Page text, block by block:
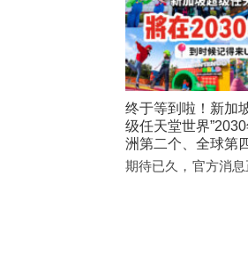
终于等到啦！新加
级任天堂世界
洲第二个、全球第
期待已久，官方消